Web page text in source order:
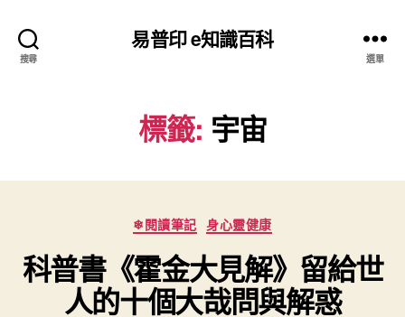
搜尋
易普印 e知識百科
選單
標籤: 宇宙
分
類
❄閱讀筆記 身心靈健康
科普書《霍金大見解》留給世
人的十個大哉問與解惑